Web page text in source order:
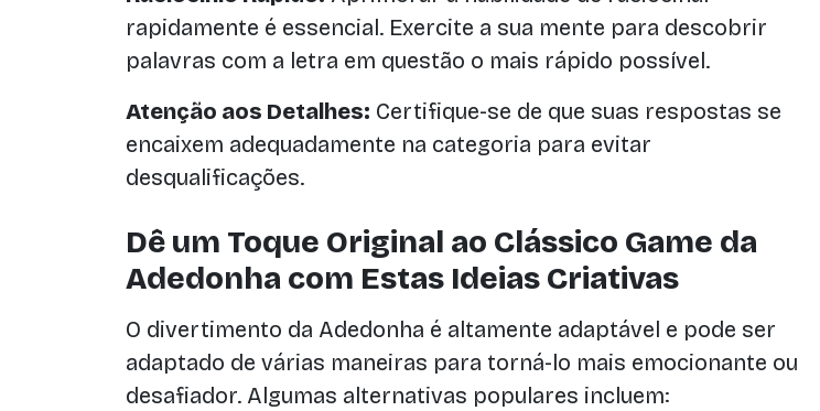
rapidamente é essencial. Exercite a sua mente para descobrir
palavras com a letra em questão o mais rápido possível.
Atenção aos Detalhes: Certifique-se de que suas respostas se
encaixem adequadamente na categoria para evitar
desqualificações.
Dê um Toque Original ao Clássico Game da
Adedonha com Estas Ideias Criativas
O divertimento da Adedonha é altamente adaptável e pode ser
adaptado de várias maneiras para torná-lo mais emocionante ou
desafiador. Algumas alternativas populares incluem: